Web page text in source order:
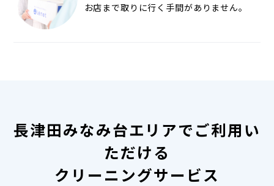
お店まで取りに行く手間がありません。
長津田みなみ台エリアでご利用い
ただける
クリーニングサービス